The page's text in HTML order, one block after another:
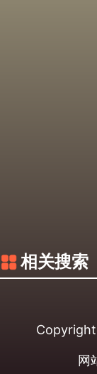
相关搜索
网